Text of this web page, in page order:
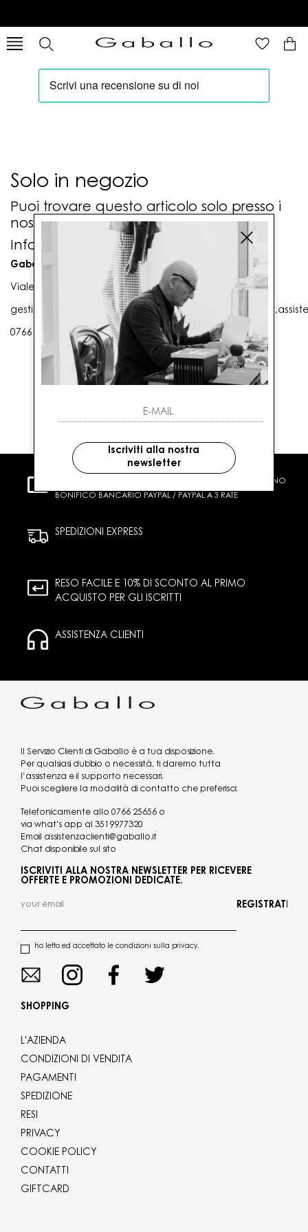
Solo in negozio
Puoi trovare questo articolo solo presso i
nostri punti vendita:
Info contatti
Gaballo Mario srl
Viale G. Matteotti n. 23 00053 Civitavecchia (RM)
0766 25656
CARTA DI CREDITO CONTRASSEGNO
BONIFICO BANCARIO PAYPAL / PAYPAL A 3 RATE
SPEDIZIONI EXPRESS
RESO FACILE E 10% DI SCONTO AL PRIMO
ACQUISTO PER GLI ISCRITTI
ASSISTENZA CLIENTI
Il Servizio Clienti di Gaballo è a tua disposizione.
Per qualsiasi dubbio o necessità, ti daremo tutta
l’assistenza e il supporto necessari.
Puoi scegliere la modalità di contatto che preferisci:
Telefonicamente allo 0766 25656 o
via what's app al 3519977320
Email assistenzaclienti@gaballo.it
Chat disponibile sul sito
ISCRIVITI ALLA NOSTRA NEWSLETTER PER RICEVERE
OFFERTE E PROMOZIONI DEDICATE.
ho letto ed accettato le condizioni sulla privacy.
REGISTRATI
SHOPPING
L'AZIENDA
CONDIZIONI DI VENDITA
PAGAMENTI
SPEDIZIONE
RESI
PRIVACY
COOKIE POLICY
CONTATTI
GIFTCARD
Iscriviti alla nostra
newsletter